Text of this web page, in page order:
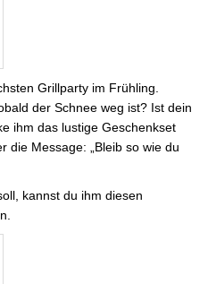
Grillparty im Frühling.
der Schnee weg ist? Ist dein
ihm das lustige Geschenkset
die Message: „Bleib so wie du
kannst du ihm diesen